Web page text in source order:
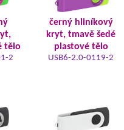
tělo
2
černý hliníkový
kryt, tmavě šedé
plastové tělo
USB6-2.0-0119-2